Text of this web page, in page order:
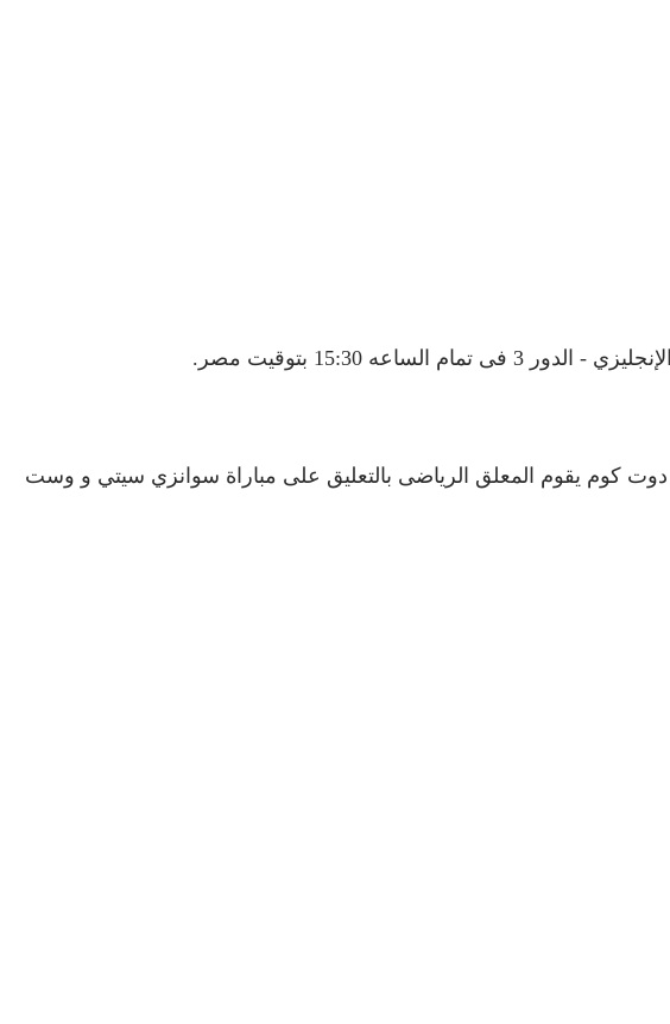
كوم يقوم المعلق الرياضى بالتعليق على مباراة سوانزي سيتي و وست